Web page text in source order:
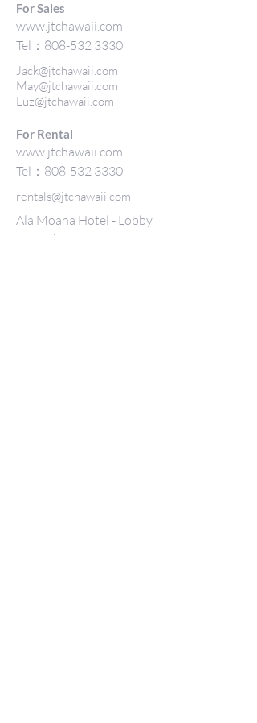
For Sales
www.jtchawaii.com
Tel：808-532 3330
Jack@jtchawaii.com
May@jtchawaii.com
Luz@jtchawaii.com
For Rental
www.jtchawaii.com
Tel：808-532 3330
rentals@jtchawaii.com
Ala Moana Hotel - Lobby
410 Atkinson Drive, Suite 1F6